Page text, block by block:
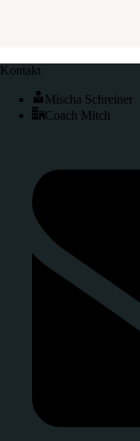
Kontakt
Mischa Schreiner
Coach Mitch